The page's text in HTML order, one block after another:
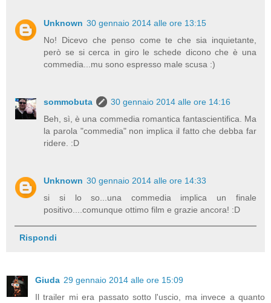
Unknown 30 gennaio 2014 alle ore 13:15
No! Dicevo che penso come te che sia inquietante,
però se si cerca in giro le schede dicono che è una
commedia...mu sono espresso male scusa :)
sommobuta
30 gennaio 2014 alle ore 14:16
Beh, sì, è una commedia romantica fantascientifica. Ma
la parola "commedia" non implica il fatto che debba far
ridere. :D
Unknown 30 gennaio 2014 alle ore 14:33
si si lo so...una commedia implica un finale
positivo....comunque ottimo film e grazie ancora! :D
Rispondi
Giuda 29 gennaio 2014 alle ore 15:09
Il trailer mi era passato sotto l'uscio, ma invece a quanto